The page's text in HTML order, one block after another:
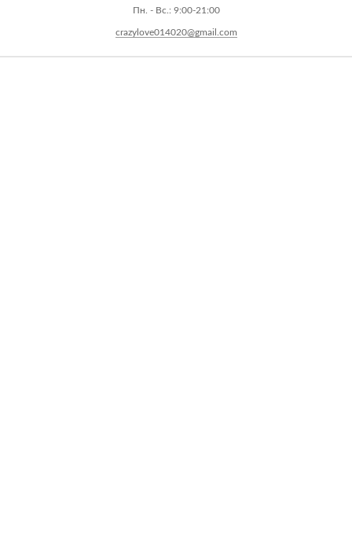
Пн. - Вс.: 9:00-21:00
crazylove014020@gmail.com